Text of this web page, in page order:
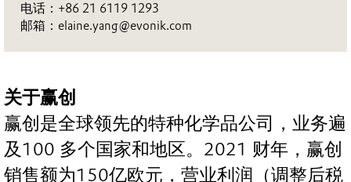
电话：+86 21 6119 1293
邮箱：elaine.yang@evonik.com
关于赢创
赢创是全球领先的特种化学品公司，业务遍
及100 多个国家和地区。2021 财年，赢创
销售额为150亿欧元，营业利润（调整后税